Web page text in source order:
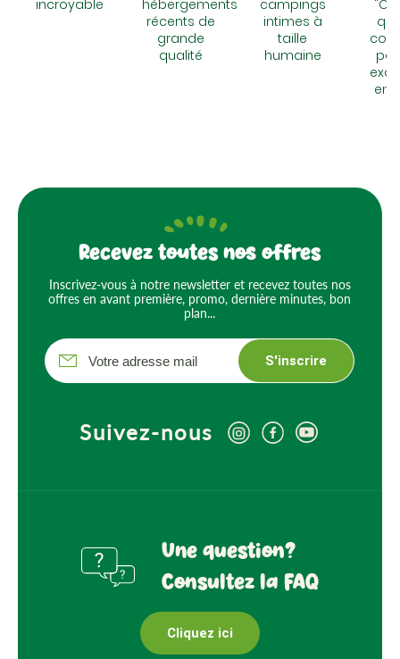
incroyable
hébergements
récents de
grande
qualité
campings
intimes à
taille
humaine
en
Recevez toutes nos offres
Inscrivez-vous à notre newsletter et recevez toutes nos
offres en avant première, promo, dernière minutes, bon
plan...
S'inscrire
Suivez-nous
Une question?
Consultez la FAQ
Cliquez ici